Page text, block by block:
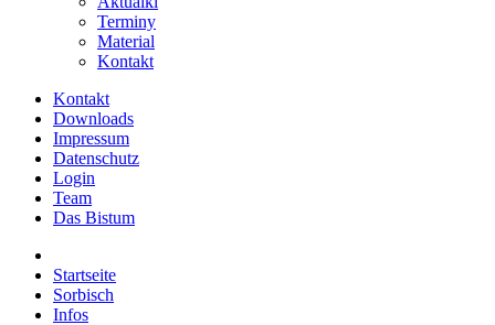
Terminy
Material
Kontakt
Kontakt
Downloads
Impressum
Datenschutz
Login
Team
Das Bistum
Startseite
Sorbisch
Infos